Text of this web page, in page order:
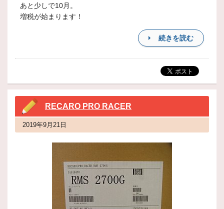
あと少しで10月。
増税が始まります！
続きを読む
RECARO PRO RACER
2019年9月21日